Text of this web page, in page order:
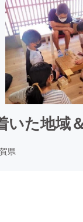
た地域
県